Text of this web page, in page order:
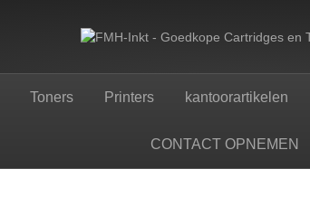
Toners Printers kantoorartikelen
CONTACT OPNEMEN